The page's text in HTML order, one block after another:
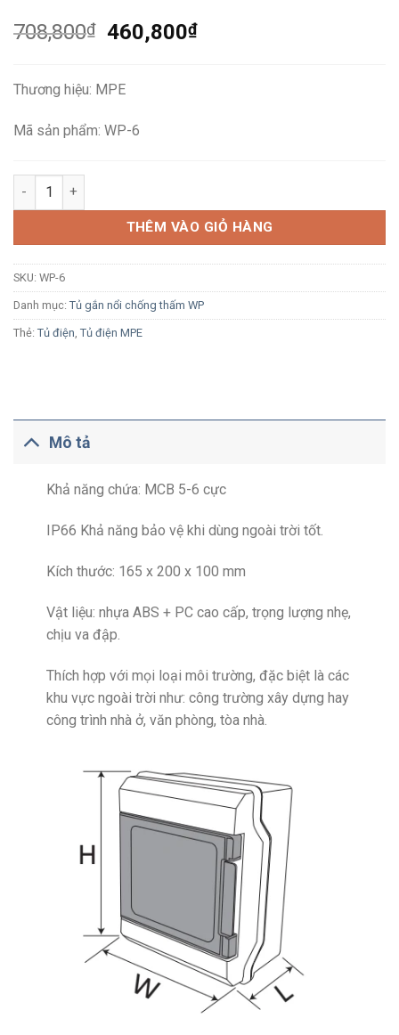
708,800₫
Giá
708,800₫.
460,800₫Giá
Thương hiệu: MPE
Mã sản phẩm: WP-6
Tủ điện nổi MPE WP-6 6 module chống thấm số lượng
THÊM VÀO GIỎ HÀNG
SKU: WP-6
Danh mục: Tủ gắn nổi chống thấm WP
Thẻ: Tủ điện Tủ điện MPE
Mô tả
Khả năng chứa: MCB 5-6 cực
IP66 Khả năng bảo vệ khi dùng ngoài trời tốt.
Kích thước: 165 x 200 x 100 mm
Vật liệu: nhựa ABS + PC cao cấp, trọng lượng nhẹ,
chịu va đập.
Thích hợp với mọi loại môi trường, đặc biệt là các
khu vực ngoài trời như: công trường xây dựng hay
công trình nhà ở, văn phòng, tòa nhà.